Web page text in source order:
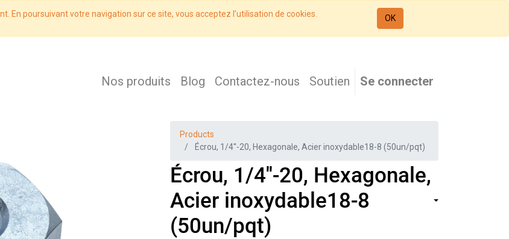
En poursuivant votre navigation sur ce site, vous acceptez l’utilisation de cookies. OK
Nos produits Blog Contactez-nous Soutien Se connecter
Products
Écrou, 1/4''-20, Hexagonale, Acier inoxydable18-8 (50un/pqt)
Écrou, 1/4''-20, Hexagonale,
Acier inoxydable18-8
(50un/pqt)